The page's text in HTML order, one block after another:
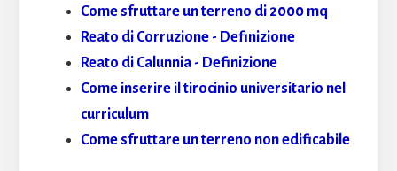
Come sfruttare un terreno di 2000 mq
Reato di Corruzione - Definizione
Reato di Calunnia - Definizione
Come inserire il tirocinio universitario nel
curriculum
Come sfruttare un terreno non edificabile